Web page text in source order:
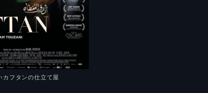
カフタンの仕立て屋